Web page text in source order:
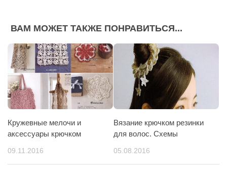
ВАМ МОЖЕТ ТАКЖЕ ПОНРАВИТЬСЯ...
Кружевные мелочи и
аксессуары крючком
09.11.2016
Вязание крючком резинки
для волос. Схемы
05.08.2016